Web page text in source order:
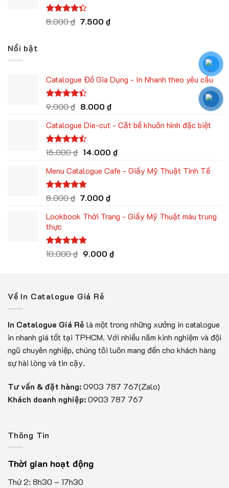
Được xếp
4.33
8.000₫ Giá
7.500 ₫Giá
Nổi bật
Catalogue Đồ Gia Dụng - In Nhanh theo yêu cầu
Được xếp
4.38
5 sao
9.000₫ Giá
là:
9.000 ₫.
8.000 ₫Giá
tại
8.000 ₫.
Catalogue Die-cut - Cắt bế khuôn hình đặc biệt
Được xếp
4.43
5 sao
15.000₫ Giá
là:
15.000 ₫.
14.000 ₫Giá
tại
Menu Catalogue Cafe - Giấy Mỹ Thuật Tinh Tế
Được xếp
4.75
5 sao
8.000₫ Giá
là:
7.000 ₫Giá
tại
Lookbook Thời Trang - Giấy Mỹ Thuật màu trung
thực
Được xếp
4.80
10.000₫ Giá
9.000 ₫Giá
Về In Catalogue Giá Rẻ
In Catalogue Giá Rẻ là một trong những xưởng in catalogue
in nhanh giá tốt tại TPHCM. Với nhiều năm kinh nghiệm và đội
ngũ chuyên nghiệp, chúng tôi luôn mang đến cho khách hàng
sự hài lòng và tin cậy.
Tư vấn & đặt hàng:0903 787 767(Zalo)
Khách doanh nghiệp:0903 787 767
Thông Tin
Thời gian hoạt động
Thứ 2: 8h30 – 17h30